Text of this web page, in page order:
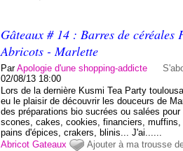
Gâteaux # 14 : Barres de céréales
Abricots - Marlette
ParApologie d'une shopping-addicte
02/08/13 18:00
Lors de la dernière Kusmi Tea Party
eu le plaisir de découvrir les douceurs de
des préparations bio sucrées ou salées pour
scones, cakes, cookies, financiers, muffins,
pains d'épices, crakers, blinis... J'ai......
Abricot Gateaux Ajouter à ma trousse